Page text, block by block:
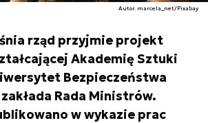
Autor. marcela_net/Pixabay
rząd przyjmie projekt
Akademię Sztuki
Bezpieczeństwa
Rada Ministrów.
w wykazie prac